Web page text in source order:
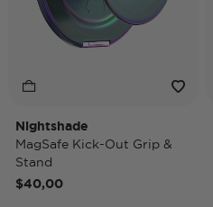
Nightshade
MagSafe Kick-Out Grip &
Stand
$40,00